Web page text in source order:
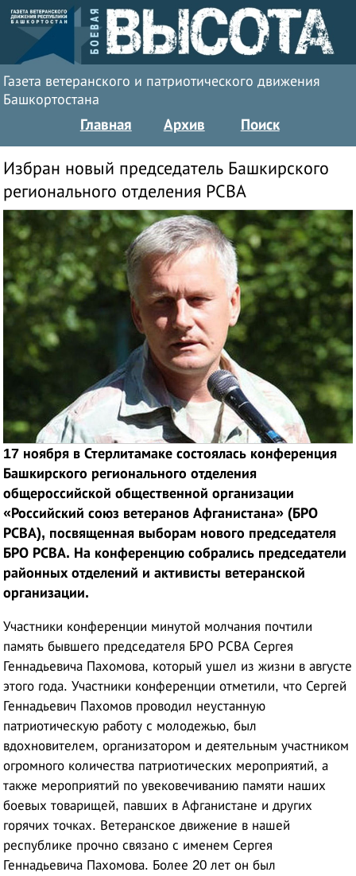
Газета ветеранского и патриотического движения
Башкортостана
Главная Архив Поиск
Избран новый председатель Башкирского
регионального отделения РСВА
17 ноября в Стерлитамаке состоялась конференция
Башкирского регионального отделения
общероссийской общественной организации
«Российский союз ветеранов Афганистана» (БРО
РСВА), посвященная выборам нового председателя
БРО РСВА. На конференцию собрались председатели
районных отделений и активисты ветеранской
организации.
Участники конференции минутой молчания почтили
память бывшего председателя БРО РСВА Сергея
Геннадьевича Пахомова, который ушел из жизни в августе
этого года. Участники конференции отметили, что Сергей
Геннадьевич Пахомов проводил неустанную
патриотическую работу с молодежью, был
вдохновителем, организатором и деятельным участником
огромного количества патриотических мероприятий, а
также мероприятий по увековечиванию памяти наших
боевых товарищей, павших в Афганистане и других
горячих точках. Ветеранское движение в нашей
республике прочно связано с именем Сергея
Геннадьевича Пахомова. Более 20 лет он был